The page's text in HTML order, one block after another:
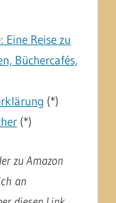
Reise zu
Büchercafés,
(*)
(*)
zu Amazon
an